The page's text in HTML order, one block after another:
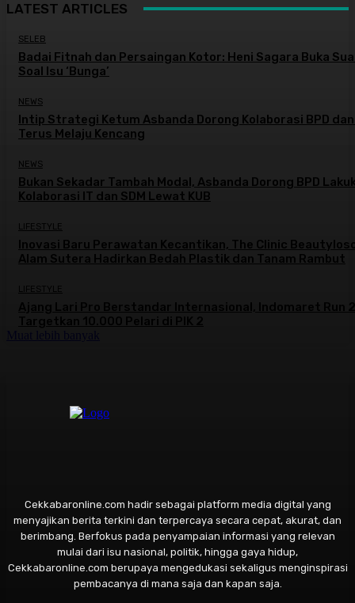
LATEST ARTICLES
SELEB
Badai Fitnah dan Persaingan Kotor: Heni Sagara Buka
Soal Isu ‘Bunga’
NEWS
Intip Strategi Ketum Asbanda Dorong Kolaborasi BPD dan
Terus Melaju Kencang
NEWS
Bukan Sekadar Tambah Modal, Asbanda Dorong BPD
Kolaborasi IT dan SDM Lewat KUB
LIFESTYLE
Inovasi Baru Perawatan Kecantikan, The Clinic
Alam Sutera Hadirkan Bedah Plastik dan Tanam Rambut
LIFESTYLE
Cekkabaronline.com hadir sebagai platform media digital yang
menyajikan berita terkini dan terpercaya secara cepat, akurat, dan
berimbang. Berfokus pada penyampaian informasi yang relevan
mulai dari isu nasional, politik, hingga gaya hidup,
Cekkabaronline.com berupaya mengedukasi sekaligus menginspirasi
pembacanya di mana saja dan kapan saja.